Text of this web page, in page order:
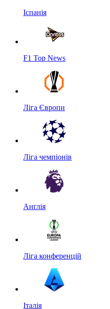
Іспанія
F1 Top News
Ліга Європи
Ліга чемпіонів
Англія
Ліга конференцій
Італія